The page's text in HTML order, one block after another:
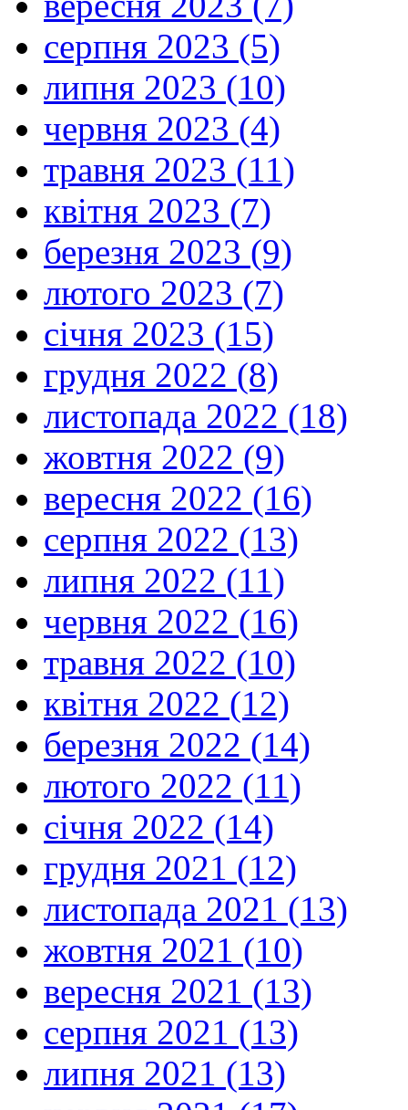
серпня 2023 (5)
липня 2023 (10)
червня 2023 (4)
травня 2023 (11)
квітня 2023 (7)
березня 2023 (9)
лютого 2023 (7)
січня 2023 (15)
грудня 2022 (8)
листопада 2022 (18)
жовтня 2022 (9)
вересня 2022 (16)
серпня 2022 (13)
липня 2022 (11)
червня 2022 (16)
травня 2022 (10)
квітня 2022 (12)
березня 2022 (14)
лютого 2022 (11)
січня 2022 (14)
грудня 2021 (12)
листопада 2021 (13)
жовтня 2021 (10)
вересня 2021 (13)
серпня 2021 (13)
липня 2021 (13)